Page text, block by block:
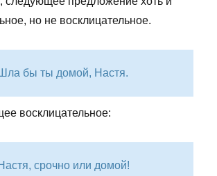
но не восклицательное.
Шла бы ты домой, Настя.
восклицательное:
срочно или домой!